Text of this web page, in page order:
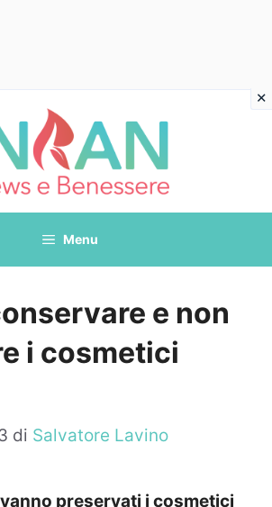
Menu
e non
i cosmetici
di Salvatore Lavino
preservati i cosmetici